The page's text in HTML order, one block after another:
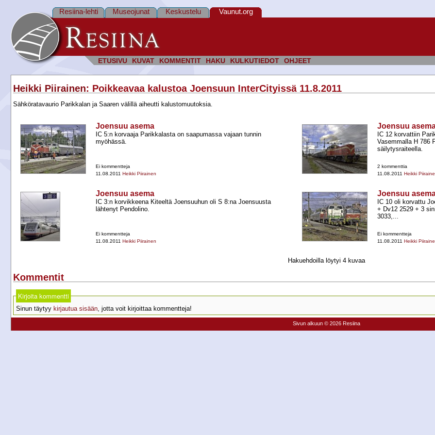
ETUSIVU KUVAT KOMMENTIT HAKU KULKUTIEDOT OHJEET
Resiina-lehti Museojunat Keskustelu Vaunut.org
Heikki Piirainen: Poikkeavaa kalustoa Joensuun InterCityissä 11.8.2011
Sähköratavaurio Parikkalan ja Saaren välillä aiheutti kalustomuutoksia.
Joensuu asema
IC 5:n korvaaja Parikkalasta on saapumassa vajaan tunnin
myöhässä.
Ei kommentteja
11.08.2011 Heikki Piirainen
Joensuu
IC 12 korvattiin
Vasemmalla H 786
säilytysraiteella.
2 kommenttia
11.08.2011 Heikki
Joensuu asema
IC 3:n korvikkeena Kiteeltä Joensuuhun oli S 8:na Joensuusta
lähtenyt Pendolino.
Ei kommentteja
11.08.2011 Heikki Piirainen
Joensuu
IC 10 oli korvattu
+​ Dv12 2529 +​ 3
3033,...
Ei kommentteja
11.08.2011 Heikki
Hakuehdoilla löytyi 4 kuvaa
Kommentit
Kirjoita kommentti
Sinun täytyy kirjautua sisään, jotta voit kirjoittaa kommentteja!
Sivun alkuun © 2026 Resiina